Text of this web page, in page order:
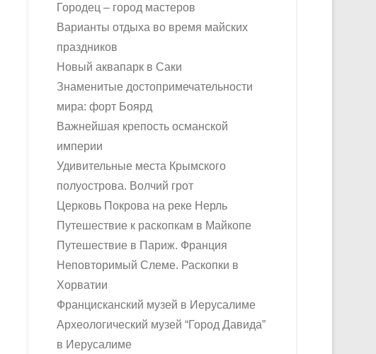
Городец – город мастеров
Варианты отдыха во время майских
праздников
Новый аквапарк в Саки
Знаменитые достопримечательности
мира: форт Боярд
Важнейшая крепость османской
империи
Удивительные места Крымского
полуострова. Волчий грот
Церковь Покрова на реке Нерль
Путешествие к раскопкам в Майкопе
Путешествие в Париж. Франция
Неповторимый Слеме. Раскопки в
Хорватии
Францисканский музей в Иерусалиме
Археологический музей “Город Давида”
в Иерусалиме